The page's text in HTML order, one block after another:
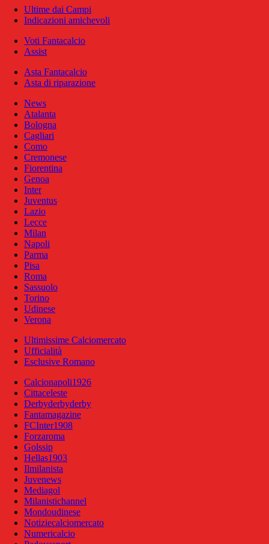
Ultime dai Campi
Indicazioni amichevoli
Voti Fantacalcio
Assist
Asta Fantacalcio
Asta di riparazione
News
Atalanta
Bologna
Cagliari
Como
Cremonese
Fiorentina
Genoa
Inter
Juventus
Lazio
Lecce
Milan
Napoli
Parma
Pisa
Roma
Sassuolo
Torino
Udinese
Verona
Ultimissime Calciomercato
Ufficialità
Esclusive Romano
Calcionapoli1926
Cittaceleste
Derbyderbyderby
Fantamagazine
FCInter1908
Forzaroma
Golssip
Hellas1903
Ilmilanista
Juvenews
Mediagol
Milanistichannel
Mondoudinese
Notiziecalciomercato
Numericalcio